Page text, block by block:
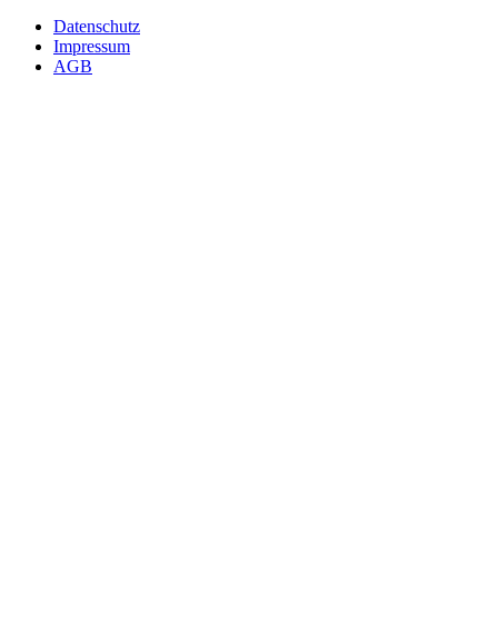
Datenschutz
Impressum
AGB